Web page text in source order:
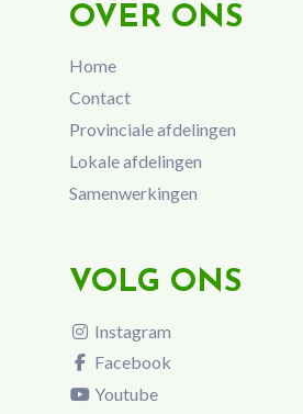
OVER ONS
Home
Contact
Provinciale afdelingen
Lokale afdelingen
Samenwerkingen
VOLG ONS
Instagram
Facebook
Youtube